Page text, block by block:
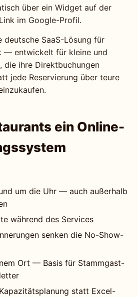
über ein Widget auf der
im Google-Profil.
deutsche SaaS-Lösung für
— entwickelt für kleine und
die ihre Direktbuchungen
jede Reservierung über teure
ein Online-
um die Uhr — auch außerhalb
während des Services
senken die No-Show-
Ort — Basis für Stammgast-
statt Excel-